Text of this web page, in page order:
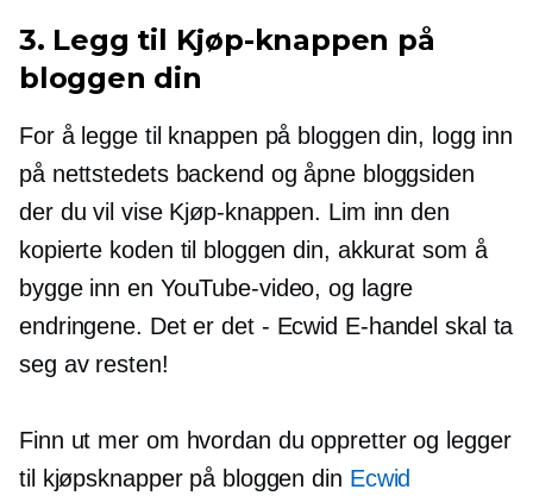
3. Legg til Kjøp-knappen på
bloggen din
For å legge til knappen på bloggen din, logg inn
på nettstedets backend og åpne bloggsiden
der du vil vise Kjøp-knappen. Lim inn den
kopierte koden til bloggen din, akkurat som å
bygge inn en YouTube-video, og lagre
endringene. Det er det - Ecwid E-handel skal ta
seg av resten!
Finn ut mer om hvordan du oppretter og legger
til kjøpsknapper på bloggen din Ecwid